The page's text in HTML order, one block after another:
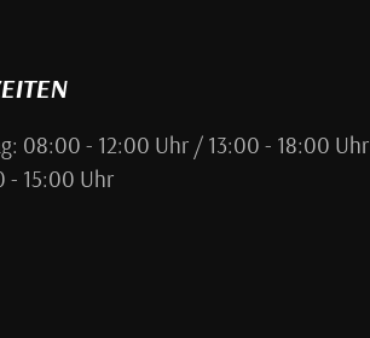
08:00 - 12:00 Uhr / 13:00 - 18:00 Uhr
- 15:00 Uhr